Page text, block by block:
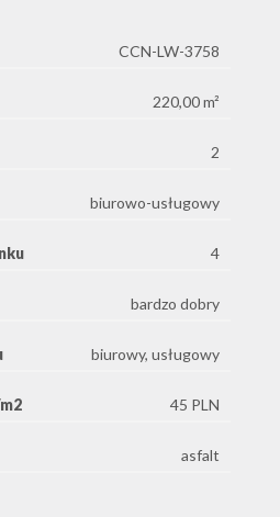
CCN-LW-3758
220,00 m²
2
biurowo-usługowy
4
bardzo dobry
biurowy, usługowy
45 PLN
asfalt